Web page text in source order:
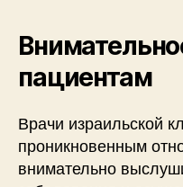
пациентам
Врачи израильской
проникновенным
внимательно